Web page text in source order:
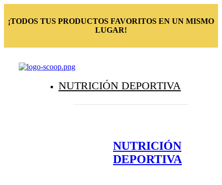
¡TODOS TUS PRODUCTOS FAVORITOS EN UN MISMO
LUGAR!
NUTRICIÓN DEPORTIVA
NUTRICIÓN
DEPORTIVA